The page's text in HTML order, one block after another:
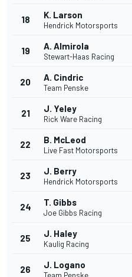
18 K. Larson
Hendrick Motorsports
19 A. Almirola
Stewart-Haas Racing
20 A. Cindric
Team Penske
21 J. Yeley
Rick Ware Racing
22 B. McLeod
Live Fast Motorsports
23 J. Berry
Hendrick Motorsports
24 T. Gibbs
Joe Gibbs Racing
25 J. Haley
Kaulig Racing
26 J. Logano